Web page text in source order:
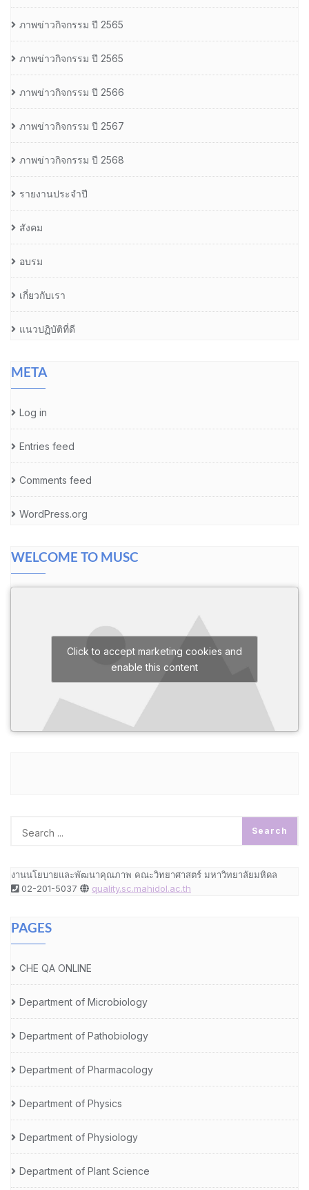
ภาพข่าวกิจกรรม ปี 2565
ภาพข่าวกิจกรรม ปี 2565
ภาพข่าวกิจกรรม ปี 2566
ภาพข่าวกิจกรรม ปี 2567
ภาพข่าวกิจกรรม ปี 2568
รายงานประจำปี
สังคม
อบรม
เกี่ยวกับเรา
แนวปฏิบัติที่ดี
META
Log in
Entries feed
Comments feed
WordPress.org
WELCOME TO MUSC
Click to accept marketing cookies and
enable this content
งานนโยบายและพัฒนาคุณภาพ คณะวิทยาศาสตร์ มหาวิทยาลัยมหิดล
02-201-5037
quality.sc.mahidol.ac.th
PAGES
CHE QA ONLINE
Department of Microbiology
Department of Pathobiology
Department of Pharmacology
Department of Physics
Department of Physiology
Department of Plant Science